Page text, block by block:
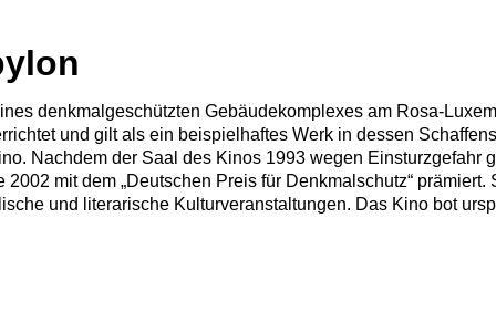
denkmalgeschützten Gebäudekomplexes am Rosa-
und gilt als ein beispielhaftes Werk in dessen
Nachdem der Saal des Kinos 1993 wegen Einsturzgefahr
mit dem „Deutschen Preis für Denkmalschutz“
und literarische Kulturveranstaltungen. Das Kino bot